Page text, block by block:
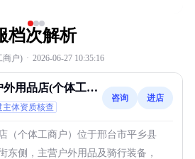
档次解析
商户) · 2026-06-27 10:35:16
用品店(个体工商
主体资质核查
咨询 进店
（个体工商户）位于邢台市平乡县
东侧，主营户外用品及骑行装备，